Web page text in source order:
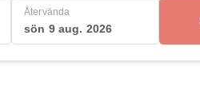
Återvända
sön 9 aug. 2026